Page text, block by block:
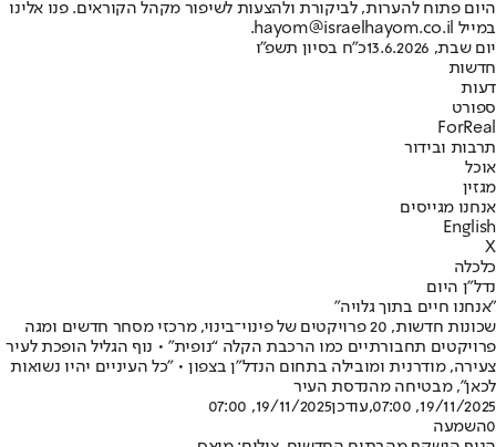
היום פתוח להערות, לביקורת ולהצעות לשיפור מקהל הקוראים. פנו אלינו
במייל hayom@israelhayom.co.il.
יום שבת, 13.6.2026
כ"ח בסיון תשפ"ו
חדשות
דעות
ספורט
ForReal
תרבות ובידור
אוכל
מגזין
אנחנו מגייסים
English
X
כלכלה
נדל"ן היום
״אנחנו חיים בתוך גלויה״
שכונות חדשות, 20 פרויקטים של פינוי־בינוי, מרכזי מסחר חדשים ומגה
פרויקטים תחבורתיים כמו הרכבת הקלה “נופית” • נוף הגליל הופכת לעיר
צעירה, מודרנית ומובילה בתחום הנדל"ן בצפון • ״כל העיניים יהיו נשואות
לכאן״, מבטיחה מהנדסת העיר
19/11/2025, 07:00
,עודכן19/11/2025, 07:00
0השמעה